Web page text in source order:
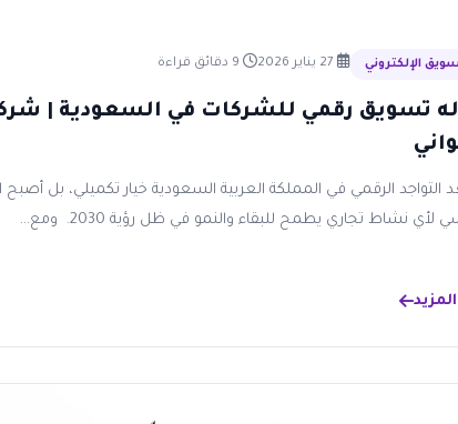
الإلكتروني
تسويق رقمي للشركات في السعودية |
التواجد الرقمي في المملكة العربية السعودية خيار تكميلي، بل
لأي نشاط تجاري يطمح للبقاء والنمو في ظل رؤية 2030. ومع...